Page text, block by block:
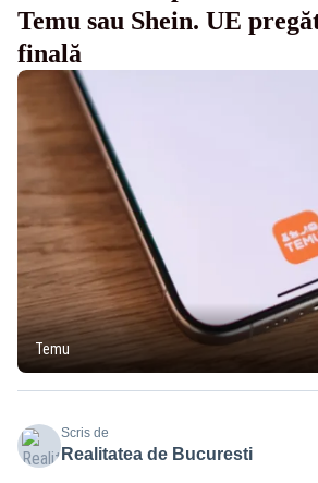
Temu sau Shein. UE
finală
Temu
Scris de
Realitatea de Bucuresti